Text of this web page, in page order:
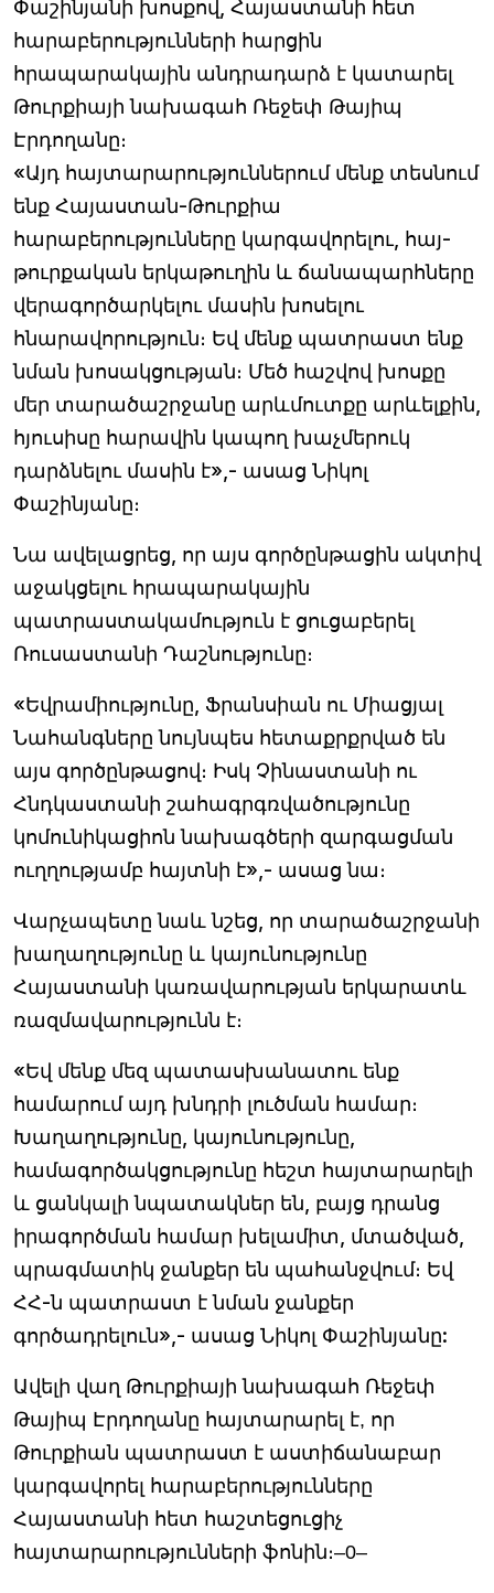
Փաշինյանի խոսքով, Հայաստանի հետ
հարաբերությունների հարցին
հրապարակային անդրադարձ է կատարել
Թուրքիայի նախագահ Ռեջեփ Թայիպ
Էրդողանը։
«Այդ հայտարարություններում մենք տեսնում
ենք Հայաստան-Թուրքիա
հարաբերությունները կարգավորելու, հայ-
թուրքական երկաթուղին և ճանապարհները
վերագործարկելու մասին խոսելու
հնարավորություն։ Եվ մենք պատրաստ ենք
նման խոսակցության։ Մեծ հաշվով խոսքը
մեր տարածաշրջանը արևմուտքը արևելքին,
հյուսիսը հարավին կապող խաչմերուկ
դարձնելու մասին է»,- ասաց Նիկոլ
Փաշինյանը։
Նա ավելացրեց, որ այս գործընթացին ակտիվ
աջակցելու հրապարակային
պատրաստակամություն է ցուցաբերել
Ռուսաստանի Դաշնությունը։
«Եվրամիությունը, Ֆրանսիան ու Միացյալ
Նահանգները նույնպես հետաքրքրված են
այս գործընթացով։ Իսկ Չինաստանի ու
Հնդկաստանի շահագրգռվածությունը
կոմունիկացիոն նախագծերի զարգացման
ուղղությամբ հայտնի է»,- ասաց նա։
Վարչապետը նաև նշեց, որ տարածաշրջանի
խաղաղությունը և կայունությունը
Հայաստանի կառավարության երկարատև
ռազմավարությունն է։
«Եվ մենք մեզ պատասխանատու ենք
համարում այդ խնդրի լուծման համար։
Խաղաղությունը, կայունությունը,
համագործակցությունը հեշտ հայտարարելի
և ցանկալի նպատակներ են, բայց դրանց
իրագործման համար խելամիտ, մտածված,
պրագմատիկ ջանքեր են պահանջվում։ Եվ
ՀՀ-ն պատրաստ է նման ջանքեր
գործադրելուն»,- ասաց Նիկոլ Փաշինյանը:
Ավելի վաղ Թուրքիայի նախագահ Ռեջեփ
Թայիպ Էրդողանը հայտարարել է, որ
Թուրքիան պատրաստ է աստիճանաբար
կարգավորել հարաբերությունները
Հայաստանի հետ հաշտեցուցիչ
հայտարարությունների ֆոնին։–0–